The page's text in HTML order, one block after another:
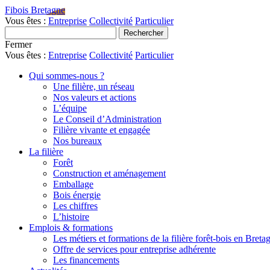
Fibois Bretagne
Vous êtes : Entreprise Collectivité Particulier
Fermer
Vous êtes : Entreprise Collectivité Particulier
Qui sommes-nous ?
Une filière, un réseau
Nos valeurs et actions
L’équipe
Le Conseil d’Administration
Filière vivante et engagée
Nos bureaux
La filière
Forêt
Construction et aménagement
Emballage
Bois énergie
Les chiffres
L’histoire
Emplois & formations
Les métiers et formations de la filière forêt-bois en
Offre de services pour entreprise adhérente
Les financements